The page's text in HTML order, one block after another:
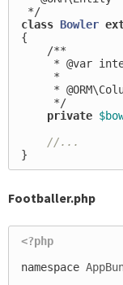
*/
class Bowler
{
/**
* @var
     *
*
     */
private
//...
}
Footballer.php
<?php
namespace